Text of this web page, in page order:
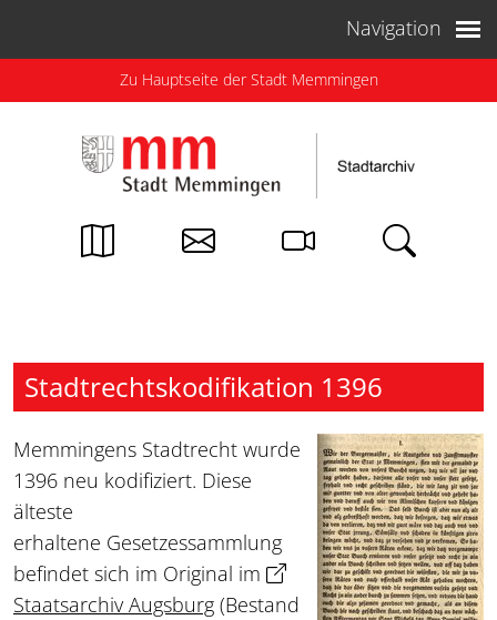
Navigation
Zu Hauptseite der Stadt Memmingen
Stadtrechtskodifikation 1396
Memmingens Stadtrecht wurde
1396 neu kodifiziert. Diese
älteste
erhaltene Gesetzessammlung
befindet sich im Original im
Staatsarchiv Augsburg (Bestand